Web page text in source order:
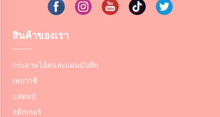
สินค้าของเรา
กระดาษโน้ตและแผ่นบันทึก
เทปวาชิ
แสตมป์
สติกเกอร์